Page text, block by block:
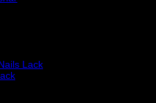
Lack